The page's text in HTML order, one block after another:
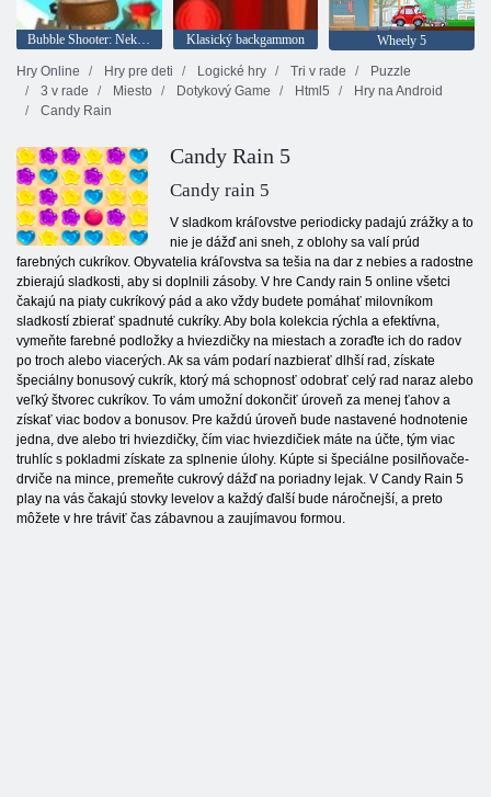
Bubble Shooter: Nekonečno Klasický backgammon
Wheely 5
Hry Online
Hry pre deti Logické hry Tri v rade
Puzzle
3 v rade
Miesto Dotykový Game Html5
Hry na Android
Candy Rain
Candy Rain 5
Candy rain 5
V sladkom kráľovstve periodicky padajú zrážky a to
nie je dážď ani sneh, z oblohy sa valí prúd
farebných cukríkov. Obyvatelia kráľovstva sa tešia na dar z nebies a radostne
zbierajú sladkosti, aby si doplnili zásoby. V hre Candy rain 5 online všetci
čakajú na piaty cukríkový pád a ako vždy budete pomáhať milovníkom
sladkostí zbierať spadnuté cukríky. Aby bola kolekcia rýchla a efektívna,
vymeňte farebné podložky a hviezdičky na miestach a zoraďte ich do radov
po troch alebo viacerých. Ak sa vám podarí nazbierať dlhší rad, získate
špeciálny bonusový cukrík, ktorý má schopnosť odobrať celý rad naraz alebo
veľký štvorec cukríkov. To vám umožní dokončiť úroveň za menej ťahov a
získať viac bodov a bonusov. Pre každú úroveň bude nastavené hodnotenie
jedna, dve alebo tri hviezdičky, čím viac hviezdičiek máte na účte, tým viac
truhlíc s pokladmi získate za splnenie úlohy. Kúpte si špeciálne posilňovače-
drviče na mince, premeňte cukrový dážď na poriadny lejak. V Candy Rain 5
play na vás čakajú stovky levelov a každý ďalší bude náročnejší, a preto
môžete v hre tráviť čas zábavnou a zaujímavou formou.